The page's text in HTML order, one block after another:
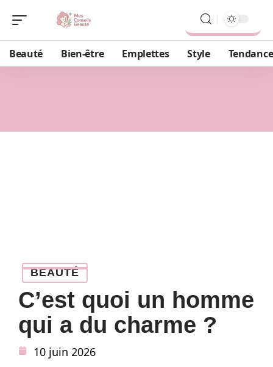
Beauté Bien-être Emplettes Style
BEAUTÉ
C’est quoi un homme
qui a du charme ?
10 juin 2026